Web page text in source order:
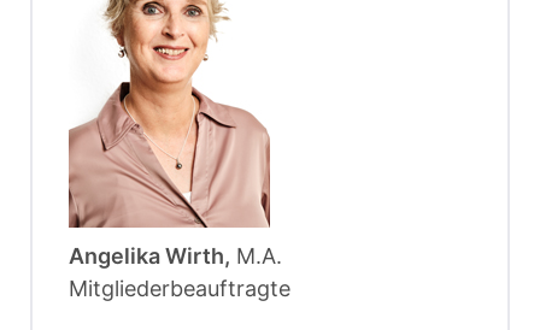
Angelika Wirth, M.A.
Mitgliederbeauftragte